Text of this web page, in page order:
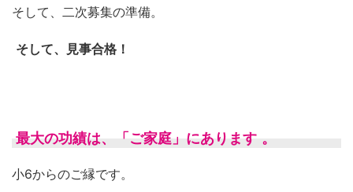
そして、二次募集の準備。
そして、見事合格！
最大の功績は、「ご家庭」にあります 。
小6からのご縁です。